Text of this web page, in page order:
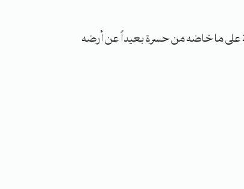
على ما خاضه من حسرة بعيداً عن أرضه